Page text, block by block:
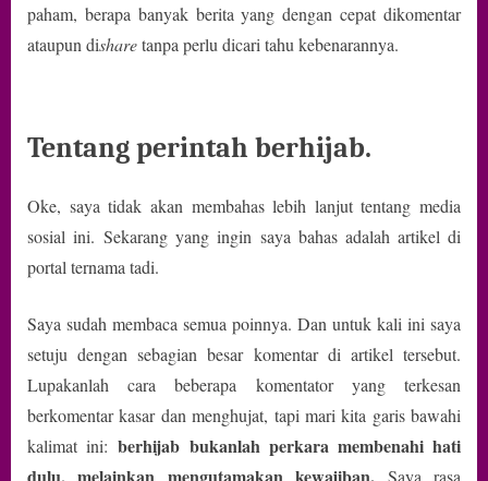
paham, berapa banyak berita yang dengan cepat dikomentar
ataupun disharetanpa perlu dicari tahu kebenarannya.
Tentang perintah berhijab.
Oke, saya tidak akan membahas lebih lanjut tentang media
sosial ini. Sekarang yang ingin saya bahas adalah artikel di
portal ternama tadi.
Saya sudah membaca semua poinnya. Dan untuk kali ini saya
setuju dengan sebagian besar komentar di artikel tersebut.
Lupakanlah cara beberapa komentator yang terkesan
berkomentar kasar dan menghujat, tapi mari kita garis bawahi
kalimat ini:berhijab bukanlah perkara membenahi hati